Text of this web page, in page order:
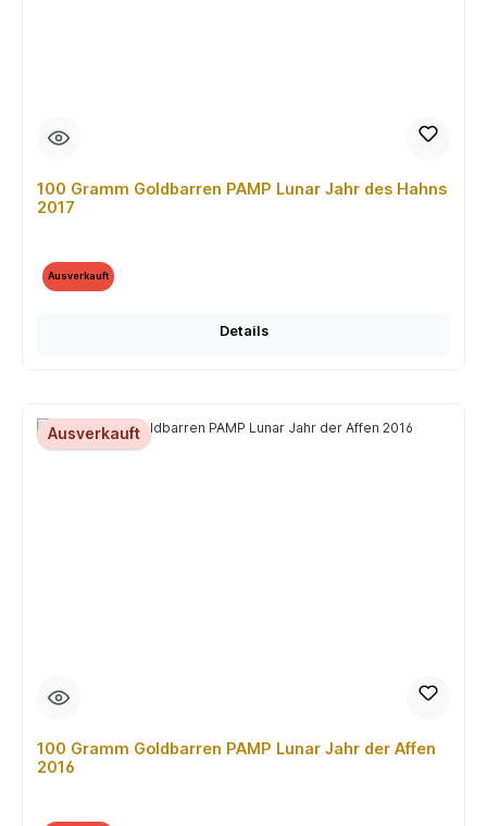
100 Gramm Goldbarren PAMP Lunar Jahr des Hahns
2017
Ausverkauft
Details
Ausverkauft
100 Gramm Goldbarren PAMP Lunar Jahr der Affen
2016